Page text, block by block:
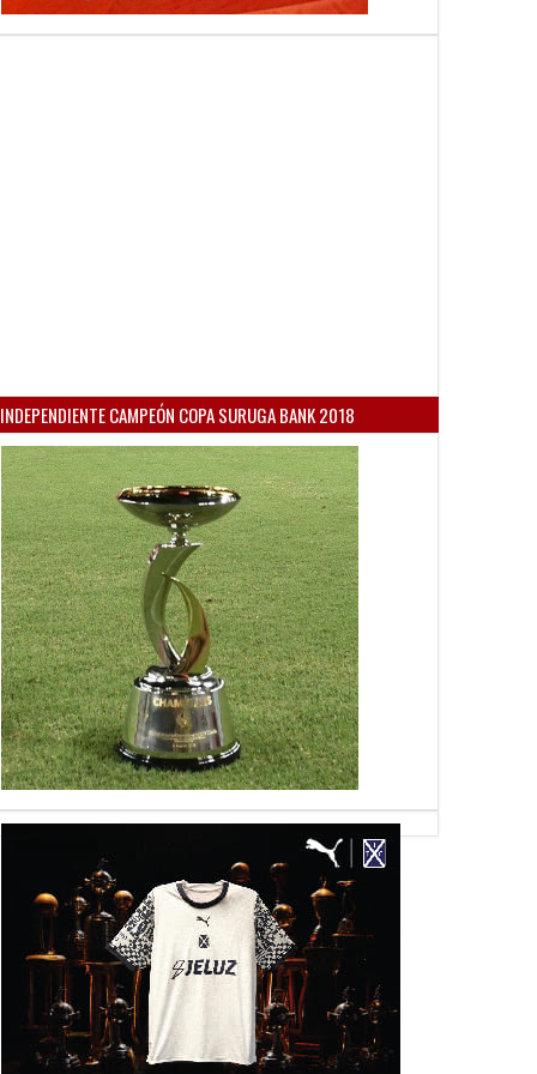
INDEPENDIENTE CAMPEÓN COPA SURUGA BANK 2018